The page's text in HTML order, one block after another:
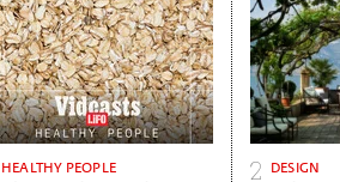
HEALTHY PEOPLE DESIGN